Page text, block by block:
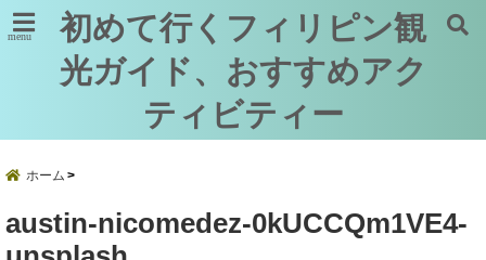
menu
初めて行くフィリピン観
光ガイド、おすすめアク
ティビティー
ホーム
austin-nicomedez-0kUCCQm1VE4-